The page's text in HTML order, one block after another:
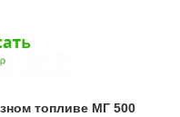
топливе МГ 500